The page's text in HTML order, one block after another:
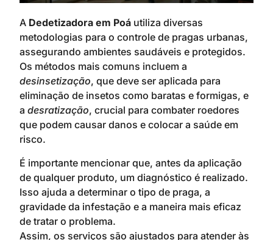
A Dedetizadora em Poá utiliza diversas
metodologias para o controle de pragas urbanas,
assegurando ambientes saudáveis e protegidos.
Os métodos mais comuns incluem a
desinsetização, que deve ser aplicada para
eliminação de insetos como baratas e formigas, e
a desratização, crucial para combater roedores
que podem causar danos e colocar a saúde em
risco.
É importante mencionar que, antes da aplicação
de qualquer produto, um diagnóstico é realizado.
Isso ajuda a determinar o tipo de praga, a
gravidade da infestação e a maneira mais eficaz
de tratar o problema.
Assim, os serviços são ajustados para atender às